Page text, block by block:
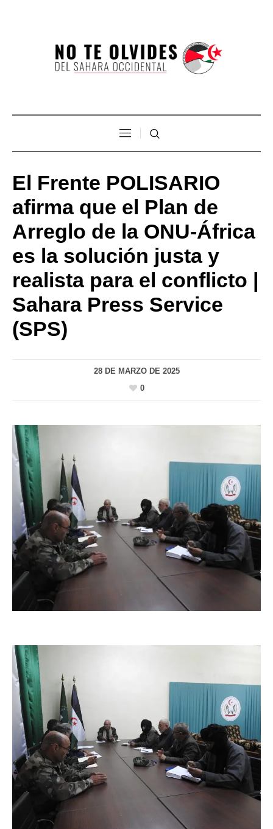
El Frente POLISARIO
afirma que el Plan de
Arreglo de la ONU-África
es la solución justa y
realista para el conflicto |
Sahara Press Service
(SPS)
28 DE MARZO DE 2025
0